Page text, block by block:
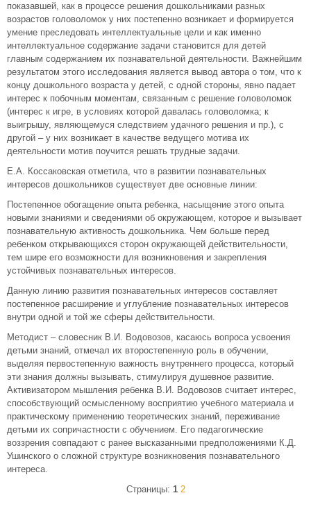
показавшей, как в процессе решения дошкольниками разных
возрастов головоломок у них постепенно возникает и формируется
умение преследовать интеллектуальные цели и как именно
интеллектуальное содержание задачи становится для детей
главным содержанием их познавательной деятельности. Важнейшим
результатом этого исследования является вывод автора о том, что к
концу дошкольного возраста у детей, с одной стороны, явно падает
интерес к побочным моментам, связанным с решение головоломок
(интерес к игре, в условиях которой давалась головоломка; к
выигрышу, являющемуся следствием удачного решения и пр.), с
другой – у них возникает в качестве ведущего мотива их
деятельности мотив поучится решать трудные задачи.
Е.А. Коссаковская отметила, что в развитии познавательных
интересов дошкольников существует две основные линии:
Постепенное обогащение опыта ребенка, насыщение этого опыта
новыми знаниями и сведениями об окружающем, которое и вызывает
познавательную активность дошкольника. Чем больше перед
ребенком открывающихся сторон окружающей действительности,
тем шире его возможности для возникновения и закрепления
устойчивых познавательных интересов.
Данную линию развития познавательных интересов составляет
постепенное расширение и углубление познавательных интересов
внутри одной и той же сферы действительности.
Методист – словесник В.И. Водовозов, касаюсь вопроса усвоения
детьми знаний, отмечал их второстепенную роль в обучении,
выделяя первостепенную важность внутреннего процесса, который
эти знания должны вызывать, стимулируя душевное развитие.
Активизатором мышления ребенка В.И. Водовозов считает интерес,
способствующий осмысленному восприятию учебного материала и
практическому применению теоретических знаний, переживание
детьми их сопричастности с обучением. Его педагогические
воззрения совпадают с ранее высказанными предположениями К.Д.
Ушинского о сложной структуре возникновения познавательного
интереса.
Страницы: 1 2